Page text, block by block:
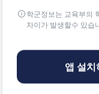
학군정보는 교육부의
차이가 발생할수 있습
앱 설치